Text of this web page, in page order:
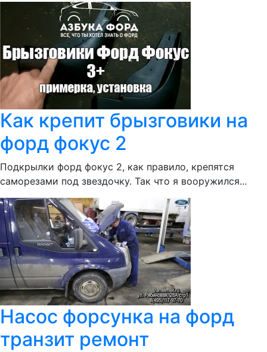
Как крепит брызговики на
форд фокус 2
Подкрылки форд фокус 2, как правило, крепятся
саморезами под звездочку. Так что я вооружился...
Насос форсунка на форд
транзит ремонт